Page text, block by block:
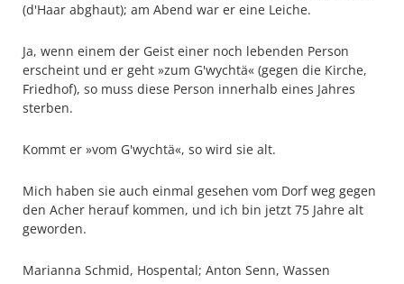
(d'Haar abghaut); am Abend war er eine Leiche.
Ja, wenn einem der Geist einer noch lebenden Person
erscheint und er geht »zum G'wychtä« (gegen die Kirche,
Friedhof), so muss diese Person innerhalb eines Jahres
sterben.
Kommt er »vom G'wychtä«, so wird sie alt.
Mich haben sie auch einmal gesehen vom Dorf weg gegen
den Acher herauf kommen, und ich bin jetzt 75 Jahre alt
geworden.
Marianna Schmid, Hospental; Anton Senn, Wassen